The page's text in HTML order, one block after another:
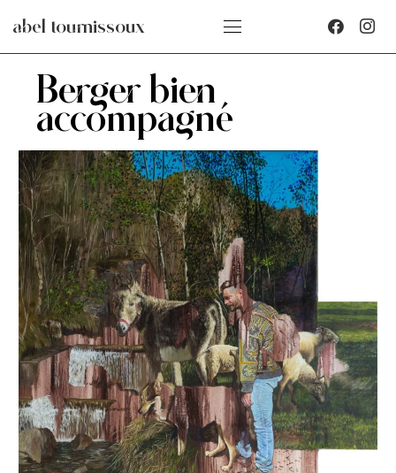
abel tournissoux
Berger bien
accompagné